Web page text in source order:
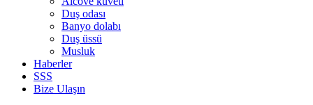
Duş odası
Banyo dolabı
Duş üssü
Musluk
Haberler
SSS
Bize Ulaşın